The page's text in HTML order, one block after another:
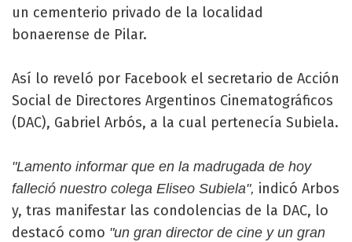
un cementerio privado de la localidad
bonaerense de Pilar.
Así lo reveló por Facebook el secretario de Acción
Social de Directores Argentinos Cinematográficos
(DAC), Gabriel Arbós, a la cual pertenecía Subiela.
"Lamento informar que en la madrugada de hoy
falleció nuestro colega Eliseo Subiela", indicó Arbos
y, tras manifestar las condolencias de la DAC, lo
destacó como "un gran director de cine y un gran